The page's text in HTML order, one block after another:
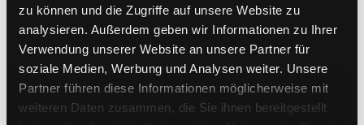
zu können und die Zugriffe auf unsere Website zu
analysieren. Außerdem geben wir Informationen zu Ihrer
Verwendung unserer Website an unsere Partner für
soziale Medien, Werbung und Analysen weiter. Unsere
Partner führen diese Informationen möglicherweise mit
weiteren Daten zusammen, die Sie ihnen bereitgestellt